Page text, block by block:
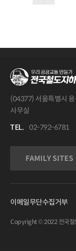
(04377) 서울특별시
사무실
TEL. 02-792-6781
FAMILY SITES
이메일무단수집거부
Copyright © 2022 전국철